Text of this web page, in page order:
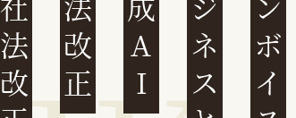
刑法改正 生成AI